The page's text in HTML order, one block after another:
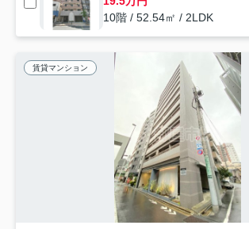
10階 / 52.54㎡ / 2LDK
賃貸マンション